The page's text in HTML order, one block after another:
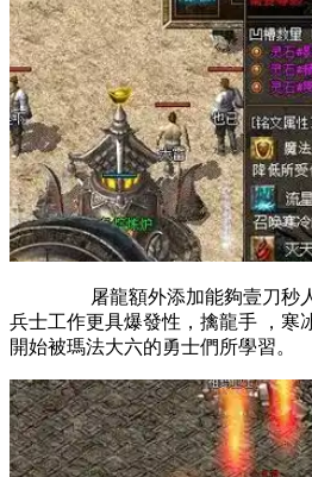
屠龍額外添加能夠壹刀秒人的
兵士工作更具爆發性，擒龍手 
開始被瑪法大六的勇士們所學習